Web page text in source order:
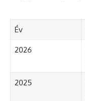
Év
2026
2025